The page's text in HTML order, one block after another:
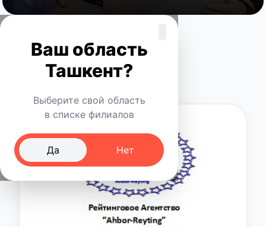
Ваш область
Ташкент?
Выберите свой область
в списке филиалов
Да Нет